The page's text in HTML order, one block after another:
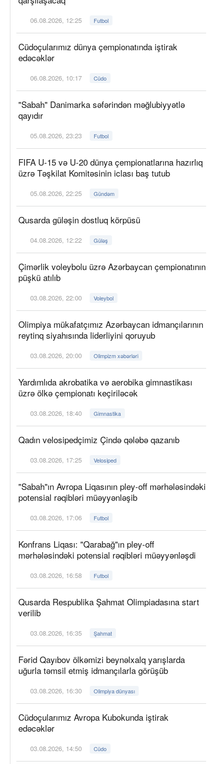
06.08.2026, 12:25 Futbol
Cüdoçularımız dünya çempionatında iştirak
edəcəklər
06.08.2026, 10:17 Cüdo
"Sabah" Danimarka səfərindən məğlubiyyətlə
qayıdır
05.08.2026, 23:23 Futbol
FIFA U-15 və U-20 dünya çempionatlarına hazırlıq
üzrə Təşkilat Komitəsinin iclası baş tutub
05.08.2026, 22:25 Gündəm
Qusarda güləşin dostluq körpüsü
04.08.2026, 12:22 Güləş
Çimərlik voleybolu üzrə Azərbaycan çempionatının
püşkü atılıb
03.08.2026, 22:00 Voleybol
Olimpiya mükafatçımız Azərbaycan idmançılarının
reytinq siyahısında liderliyini qoruyub
03.08.2026, 20:00 Olimpizm xəbərləri
Yardımlıda akrobatika və aerobika gimnastikası
üzrə ölkə çempionatı keçiriləcək
03.08.2026, 18:40 Gimnastika
Qadın velosipedçimiz Çində qələbə qazanıb
03.08.2026, 17:25 Velosiped
"Sabah"ın Avropa Liqasının pley-off mərhələsindəki
potensial rəqibləri müəyyənləşib
03.08.2026, 17:06 Futbol
Konfrans Liqası: "Qarabağ"ın pley-off
mərhələsindəki potensial rəqibləri müəyyənləşdi
03.08.2026, 16:58 Futbol
Qusarda Respublika Şahmat Olimpiadasına start
verilib
03.08.2026, 16:35 Şahmat
Fərid Qayıbov ölkəmizi beynəlxalq yarışlarda
uğurla təmsil etmiş idmançılarla görüşüb
03.08.2026, 16:30 Olimpiya dünyası
Cüdoçularımız Avropa Kubokunda iştirak
edəcəklər
03.08.2026, 14:50 Cüdo